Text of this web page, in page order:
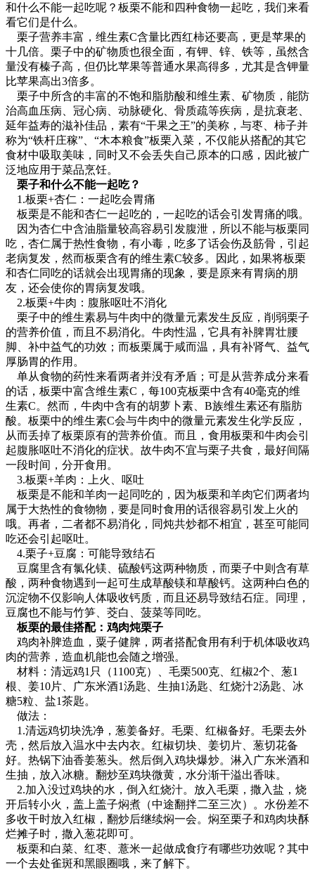
和什么不能一起吃呢？板栗不能和四种食物一起吃，我们来看
看它们是什么。
栗子营养丰富，维生素C含量比西红柿还要高，更是苹果的
十几倍。栗子中的矿物质也很全面，有钾、锌、铁等，虽然含
量没有榛子高，但仍比苹果等普通水果高得多，尤其是含钾量
比苹果高出3倍多。
栗子中所含的丰富的不饱和脂肪酸和维生素、矿物质，能防
治高血压病、冠心病、动脉硬化、骨质疏等疾病，是抗衰老、
延年益寿的滋补佳品，素有“干果之王”的美称，与枣、柿子并
称为“铁杆庄稼”、“木本粮食”板栗入菜，不仅能从搭配的其它
食材中吸取美味，同时又不会丢失自己原本的口感，因此被广
泛地应用于菜品烹饪。
栗子和什么不能一起吃？
1.板栗+杏仁：一起吃会胃痛
板栗是不能和杏仁一起吃的，一起吃的话会引发胃痛的哦。
因为杏仁中含油脂量较高容易引发腹泄，所以不能与板栗同
吃，杏仁属于热性食物，有小毒，吃多了话会伤及筋骨，引起
老病复发，然而板栗含有的维生素C较多。因此，如果将板栗
和杏仁同吃的话就会出现胃痛的现象，要是原来有胃病的朋
友，还会使你的胃病复发哦。
2.板栗+牛肉：腹胀呕吐不消化
栗子中的维生素易与牛肉中的微量元素发生反应，削弱栗子
的营养价值，而且不易消化。牛肉性温，它具有补脾胃壮腰
脚、补中益气的功效；而板栗属于咸而温，具有补肾气、益气
厚肠胃的作用。
单从食物的药性来看两者并没有矛盾；可是从营养成分来看
的话，板栗中富含维生素C，每100克板栗中含有40毫克的维
生素C。然而，牛肉中含有的胡萝卜素、B族维生素还有脂肪
酸。板栗中的维生素C会与牛肉中的微量元素发生化学反应，
从而丢掉了板栗原有的营养价值。而且，食用板栗和牛肉会引
起腹胀呕吐不消化的症状。故牛肉不宜与栗子共食，最好间隔
一段时间，分开食用。
3.板栗+羊肉：上火、呕吐
板栗是不能和羊肉一起同吃的，因为板栗和羊肉它们两者均
属于大热性的食物物，要是同时食用的话很容易引发上火的
哦。再者，二者都不易消化，同炖共炒都不相宜，甚至可能同
吃还会引起呕吐。
4.栗子+豆腐：可能导致结石
豆腐里含有氯化镁、硫酸钙这两种物质，而栗子中则含有草
酸，两种食物遇到一起可生成草酸镁和草酸钙。这两种白色的
沉淀物不仅影响人体吸收钙质，而且还易导致结石症。同理，
豆腐也不能与竹笋、茭白、菠菜等同吃。
板栗的最佳搭配：鸡肉炖栗子
鸡肉补脾造血，粟子健脾，两者搭配食用有利于机体吸收鸡
肉的营养，造血机能也会随之增强。
材料：清远鸡1只（1100克）、毛栗500克、红椒2个、葱1
根、姜10片、广东米酒1汤匙、生抽1汤匙、红烧汁2汤匙、冰
糖5粒、盐1茶匙。
做法：
1.清远鸡切块洗净，葱姜备好。毛栗、红椒备好。毛栗去外
壳，然后放入温水中去内衣。红椒切块、姜切片、葱切花备
好。热锅下油香姜葱头。然后倒入鸡块爆炒。淋入广东米酒和
生抽，放入冰糖。翻炒至鸡块微黄，水分渐干溢出香味。
2.加入没过鸡块的水，倒入红烧汁。放入毛栗，撒入盐，烧
开后转小火，盖上盖子焖煮（中途翻拌二至三次）。水份差不
多收干时放入红椒，翻炒后继续焖一会。焖至栗子和鸡肉块酥
烂摊子时，撒入葱花即可。
板栗和白菜、红枣、薏米一起做成食疗有哪些功效呢？其中
一个去处雀斑和黑眼圈哦，来了解下。